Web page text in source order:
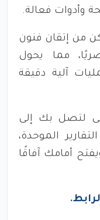
وأدوات فعالة.
من إتقان فنون
مما يحول
آلية دقيقة
لتصل بك إلى
الموحدة،
أمامك آفاقًا
.